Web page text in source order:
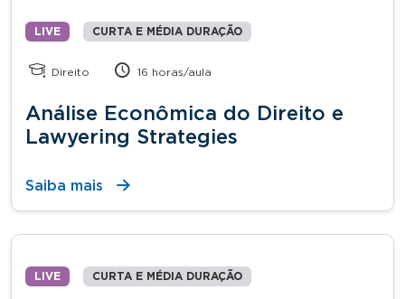
LIVE CURTA E MÉDIA DURAÇÃO
Direito 16 horas/aula
Análise Econômica do Direito e
Lawyering Strategies
Saiba mais
LIVE CURTA E MÉDIA DURAÇÃO